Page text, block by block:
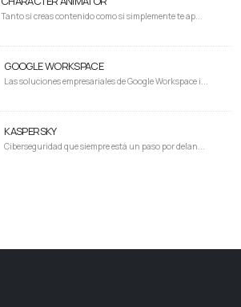
Tanto si creas contenido como si simplemente te ap...
GOOGLE WORKSPACE
Las soluciones empresariales de Google Workspace i...
KASPERSKY
Ciberseguridad que siempre está un paso por delan...